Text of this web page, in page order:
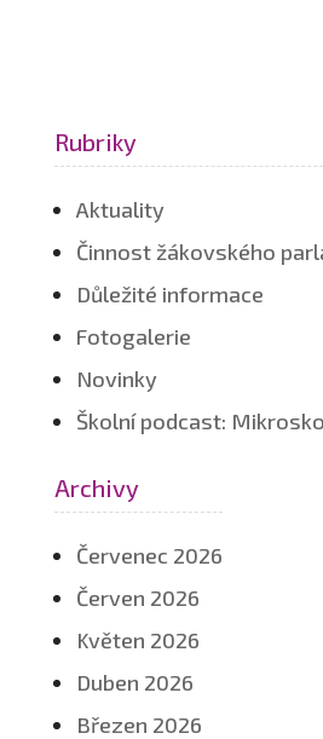
Rubriky
Aktuality
Činnost žákovského
Důležité informace
Fotogalerie
Novinky
Školní podcast:
Archivy
Červenec 2026
Červen 2026
Květen 2026
Duben 2026
Březen 2026